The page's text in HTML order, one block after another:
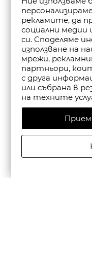
рекламите, да
социални медии
си. Споделяме
използване на
мрежи,
партньори,
с друга
или събрана в
на техните